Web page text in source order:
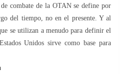
combate de la OTAN se define por
del tiempo, no en el presente. Y al
se utilizan a menudo para definir el
Unidos sirve como base para